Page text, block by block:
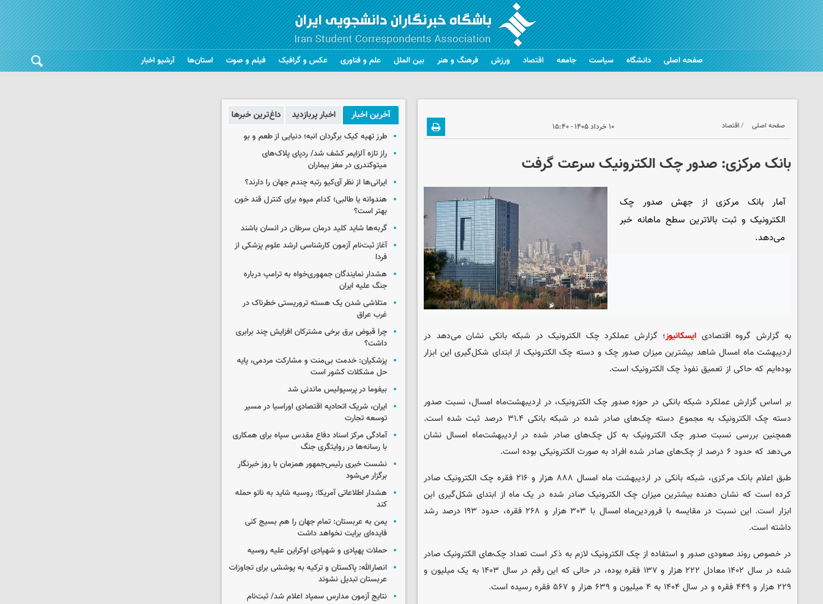
صفحه اصلی دانشگاه سیاست جامعه اقتصاد ورزش فرهنگ و هنر بین الملل علم و فناوری عکس و گرافیک فیلم و صوت استان‌ها آرشیو اخبار
صفحه اصلی اقتصاد ۱۰ خرداد ۱۴۰۵ - ۱۵:۴۰
بانک مرکزی: صدور چک الکترونیک سرعت گرفت
آمار بانک مرکزی از جهش صدور چک
الکترونیک و ثبت بالاترین سطح ماهانه خبر
می‌دهد.
به گزارش گروه اقتصادی ایسکانیوز؛ گزارش عملکرد چک الکترونیک در شبکه بانکی نشان می‌دهد در
اردیبهشت ماه امسال شاهد بیشترین میزان صدور چک و دسته چک الکترونیک از ابتدای شکل‌گیری این ابزار
بوده‌ایم که حاکی از تعمیق نفوذ چک الکترونیک است.
بر اساس گزارش عملکرد شبکه بانکی در حوزه صدور چک الکترونیک، در اردیبهشت‌ماه امسال، نسبت صدور
دسته چک الکترونیک به مجموع دسته چک‌های صادر شده در شبکه بانکی ۳۱.۴ درصد ثبت شده است.
همچنین بررسی نسبت صدور چک الکترونیک به کل چک‌های صادر شده در اردیبهشت‌ماه امسال نشان
می‌دهد که حدود ۶ درصد از چک‌های صادر شده افراد به صورت الکترونیکی بوده است.
طبق اعلام بانک مرکزی، شبکه بانکی در اردیبهشت ماه امسال ۸۸۸ هزار و ۲۱۶ فقره چک الکترونیک صادر
کرده است که نشان دهنده بیشترین میزان چک الکترونیک صادر شده در یک ماه از ابتدای شکل‌گیری این
ابزار است. این نسبت در مقایسه با فروردین‌ماه امسال با ۳۰۳ هزار و ۲۶۸ فقره، حدود ۱۹۳ درصد رشد
داشته است.
در خصوص روند صعودی صدور و استفاده از چک الکترونیک لازم به ذکر است تعداد چک‌های الکترونیک صادر
شده در سال ۱۴۰۲ معادل ۲۲۲ هزار و ۱۳۷ فقره بوده، در حالی که این رقم در سال ۱۴۰۳ به یک میلیون و
۲۲۹ هزار و ۴۴۹ فقره و در سال ۱۴۰۴ به ۴ میلیون و ۶۳۹ هزار و ۵۶۷ فقره رسیده است.
آخرین اخبار اخبار پربازدید داغ‌ترین خبرها
طرز تهیه کیک برگردان انبه؛ دنیایی از طعم و بو
راز تازه آلزایمر کشف شد/ ردپای پلاک‌های
میتوکندری در مغز بیماران
ایرانی‌ها از نظر آی‌کیو رتبه چندم جهان را دارند؟
هندوانه یا طالبی؛ کدام‌ میوه برای کنترل قند خون
بهتر است؟
گربه‌ها شاید کلید درمان سرطان در انسان باشند
آغاز ثبت‌نام‌ آزمون کارشناسی ارشد علوم پزشکی از
فردا
هشدار نمایندگان جمهوری‌خواه به ترامپ درباره
جنگ علیه ایران
متلاشی شدن یک هسته تروریستی خطرناک در
غرب عراق
چرا قبوض برق برخی مشترکان افزایش چند برابری
داشت؟
پزشکیان: خدمت بی‌منت و مشارکت مردمی، پایه
حل مشکلات کشور است
بیفوما در پرسپولیس ماندنی شد
ایران، شریک اتحادیه اقتصادی اوراسیا در مسیر
توسعه تجارت
آمادگی مرکز اسناد دفاع مقدس سپاه برای همکاری
با رسانه‌ها در روایتگری جنگ
نشست خبری رئیس‌جمهور همزمان با روز خبرنگار
برگزار می‌شود
هشدار اطلاعاتی آمریکا: روسیه شاید به ناتو حمله
کند
یمن به عربستان: تمام جهان را هم بسیج کنی
فایده‌ای برایت نخواهد داشت
حملات پهپادی و شهپادی اوکراین علیه روسیه
انصارالله: پاکستان و ترکیه به پوششی برای تجاوزات
عربستان تبدیل نشوند
نتایج آزمون مدارس سمپاد اعلام شد/ ثبت‌نام